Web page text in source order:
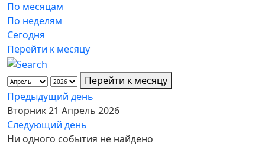
По месяцам
По неделям
Сегодня
Перейти к месяцу
Перейти к месяцу
Предыдущий день
Вторник 21 Апрель 2026
Следующий день
Ни одного события не найдено